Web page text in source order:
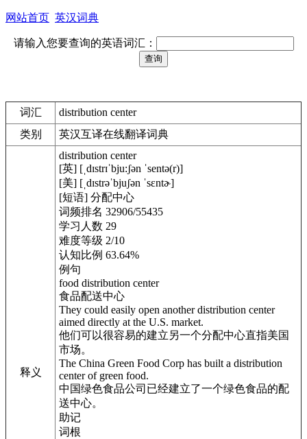
网站首页 英汉词典
请输入您要查询的英语词汇：
词汇
distribution center
类别
英汉互译在线翻译词典
释义
distribution center
[英] [ˌdɪstrɪˈbju:ʃən ˈsentə(r)]
[美] [ˌdɪstrəˈbjuʃən ˈsɛntɚ]
[短语] 分配中心
词频排名 32906/55435
学习人数 29
难度等级 2/10
认知比例 63.64%
例句
food distribution center
食品配送中心
They could easily open another distribution center
aimed directly at the U.S. market.
他们可以很容易的建立另一个分配中心直指美国
市场。
The China Green Food Corp has built a distribution
center of green food.
中国绿色食品公司已经建立了一个绿色食品的配
送中心。
助记
词根